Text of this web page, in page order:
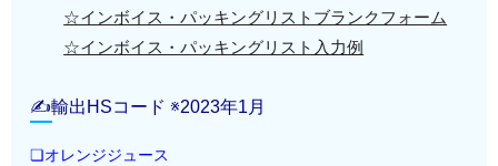
☆インボイス・パッキングリストブランクフォーム
☆インボイス・パッキングリスト入力例
✍輸出HSコード ※2023年1月
❏オレンジジュース